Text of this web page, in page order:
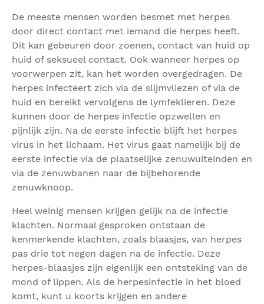
De meeste mensen worden besmet met herpes
door direct contact met iemand die herpes heeft.
Dit kan gebeuren door zoenen, contact van huid op
huid of seksueel contact. Ook wanneer herpes op
voorwerpen zit, kan het worden overgedragen. De
herpes infecteert zich via de slijmvliezen of via de
huid en bereikt vervolgens de lymfeklieren. Deze
kunnen door de herpes infectie opzwellen en
pijnlijk zijn. Na de eerste infectie blijft het herpes
virus in het lichaam. Het virus gaat namelijk bij de
eerste infectie via de plaatselijke zenuwuiteinden en
via de zenuwbanen naar de bijbehorende
zenuwknoop.
Heel weinig mensen krijgen gelijk na de infectie
klachten. Normaal gesproken ontstaan de
kenmerkende klachten, zoals blaasjes, van herpes
pas drie tot negen dagen na de infectie. Deze
herpes-blaasjes zijn eigenlijk een ontsteking van de
mond of lippen. Als de herpesinfectie in het bloed
komt, kunt u koorts krijgen en andere